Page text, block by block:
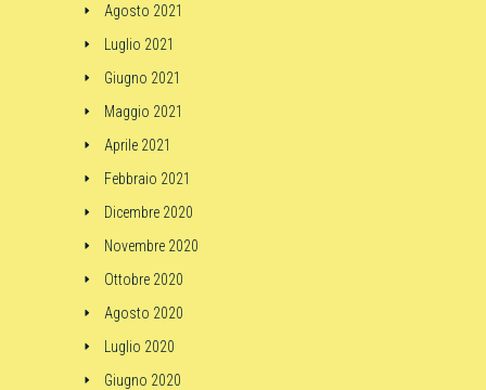
Agosto 2021
Luglio 2021
Giugno 2021
Maggio 2021
Aprile 2021
Febbraio 2021
Dicembre 2020
Novembre 2020
Ottobre 2020
Agosto 2020
Luglio 2020
Giugno 2020